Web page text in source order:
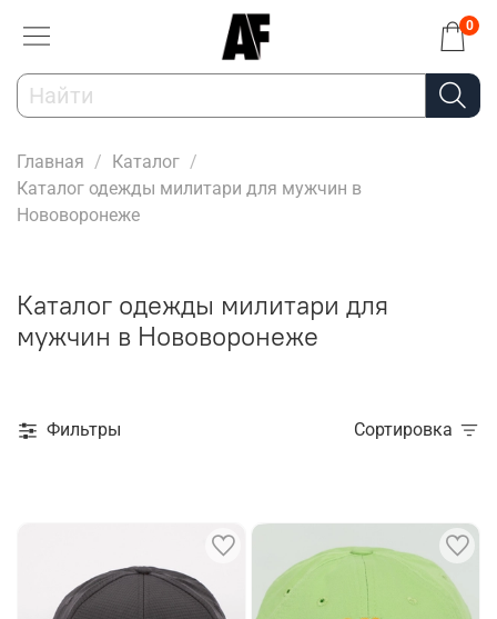
0
Главная
Каталог
Каталог одежды милитари для мужчин в
Нововоронеже
Каталог одежды милитари для
мужчин в Нововоронеже
Фильтры Сортировка